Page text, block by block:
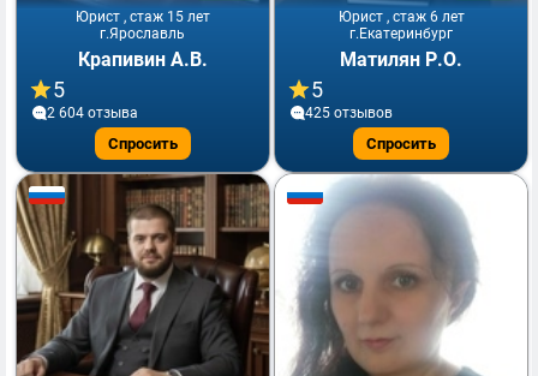
Юрист , стаж 15 лет
г.Ярославль
Крапивин А.В.
5
2 604 отзывa
Спросить
Юрист , стаж 6 лет
г.Екатеринбург
Матилян Р.О.
5
425 отзывов
Спросить